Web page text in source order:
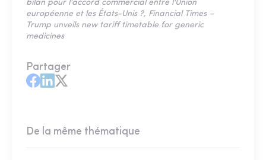
bilan pour l'accord commercial entre l'Union
européenne et les États-Unis ?, Financial Times –
Trump unveils new tariff timetable for generic
medicines
Partager
De la même thématique